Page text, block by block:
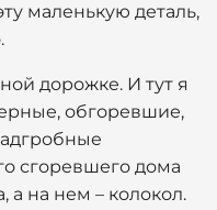
маленькую деталь,
дорожке. И тут я
обгоревшие,
сгоревшего дома
а на нем – колокол.